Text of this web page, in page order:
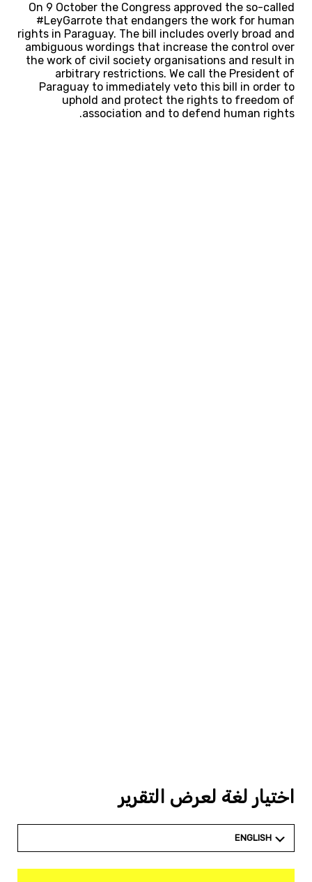
On 9 October the Congress approved the so-called
#LeyGarrote that endangers the work for human
rights in Paraguay. The bill includes overly broad and
ambiguous wordings that increase the control over
the work of civil society organisations and result in
arbitrary restrictions. We call the President of
Paraguay to immediately veto this bill in order to
uphold and protect the rights to freedom of
association and to defend human rights.
اختيار لغة لعرض التقرير
ENGLISH